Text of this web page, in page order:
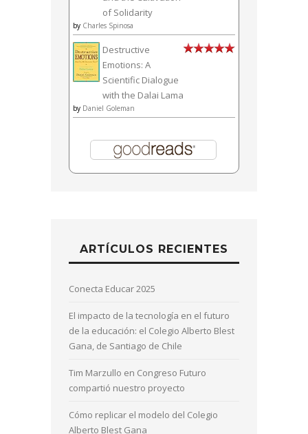
of Solidarity
by Charles Spinosa
Destructive
Emotions: A
Scientific Dialogue
with the Dalai Lama
by Daniel Goleman
ARTÍCULOS RECIENTES
Conecta Educar 2025
El impacto de la tecnología en el futuro
de la educación: el Colegio Alberto Blest
Gana, de Santiago de Chile
Tim Marzullo en Congreso Futuro
compartió nuestro proyecto
Cómo replicar el modelo del Colegio
Alberto Blest Gana